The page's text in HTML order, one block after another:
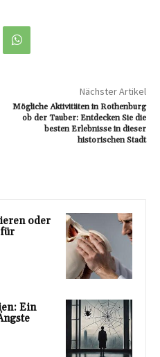
Nächster Artikel
Mögliche Aktivitäten in Rothenburg
ob der Tauber: Entdecken Sie die
besten Erlebnisse in dieser
historischen Stadt
oder
Ein